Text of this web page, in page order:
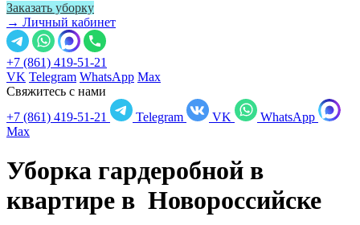
Заказать уборку
→ Личный кабинет
+7 (861) 419-51-21
VK Telegram WhatsApp Max
Свяжитесь с нами
+7 (861) 419-51-21
Telegram VK
WhatsApp
Max
Уборка гардеробной в
квартире в Новороссийске